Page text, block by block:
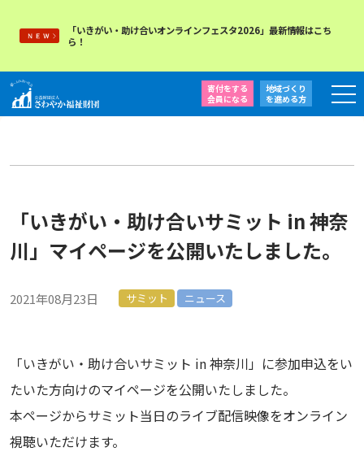
「いきがい・助け合いオンラインフェスタ2026」最新情報はこち
ら！
寄付をする
会員になる
地域づくり
を進める方
「いきがい・助け合いサミット in 神奈
川」マイページを公開いたしました。
2021年08月23日 サミット ニュース
「いきがい・助け合いサミット in 神奈川」に参加申込をい
たいた方向けのマイページを公開いたしました。
本ページからサミット当日のライブ配信映像をオンライン
視聴いただけます。